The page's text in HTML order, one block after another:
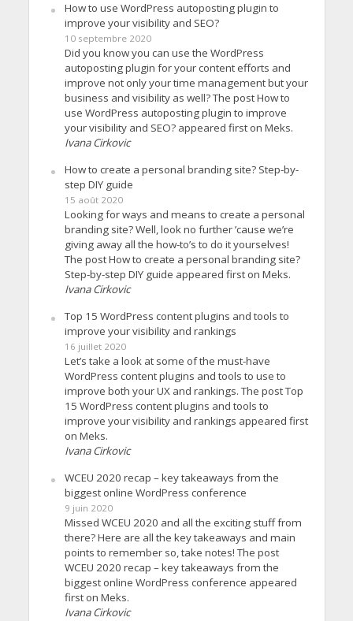
How to use WordPress autoposting plugin to
improve your visibility and SEO?
10 septembre 2020
Did you know you can use the WordPress
autoposting plugin for your content efforts and
improve not only your time management but your
business and visibility as well? The post How to
use WordPress autoposting plugin to improve
your visibility and SEO? appeared first on Meks.
Ivana Cirkovic
How to create a personal branding site? Step-by-
step DIY guide
15 août 2020
Looking for ways and means to create a personal
branding site? Well, look no further ’cause we’re
giving away all the how-to’s to do it yourselves!
The post How to create a personal branding site?
Step-by-step DIY guide appeared first on Meks.
Ivana Cirkovic
Top 15 WordPress content plugins and tools to
improve your visibility and rankings
16 juillet 2020
Let’s take a look at some of the must-have
WordPress content plugins and tools to use to
improve both your UX and rankings. The post Top
15 WordPress content plugins and tools to
improve your visibility and rankings appeared first
on Meks.
Ivana Cirkovic
WCEU 2020 recap – key takeaways from the
biggest online WordPress conference
9 juin 2020
Missed WCEU 2020 and all the exciting stuff from
there? Here are all the key takeaways and main
points to remember so, take notes! The post
WCEU 2020 recap – key takeaways from the
biggest online WordPress conference appeared
first on Meks.
Ivana Cirkovic